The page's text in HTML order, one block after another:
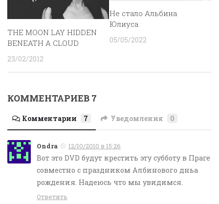
THE MOON LAY HIDDEN
BENEATH A CLOUD
23/02/2012
Не стало Альбина
Юлиуса
05/05/2022
КОММЕНТАРИЕВ 7
Комментарии 7 Уведомления 0
Ondra 12/10/2010 в 15:26
Bот это DVD будут крестить эту субботу в Праге
совместно c праздником Албинового дньа
рождения. Надеюсь что мы увидимся.
Ответить